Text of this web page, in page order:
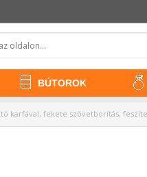
BÚTOROK
karfával, fekete szövetborítás,